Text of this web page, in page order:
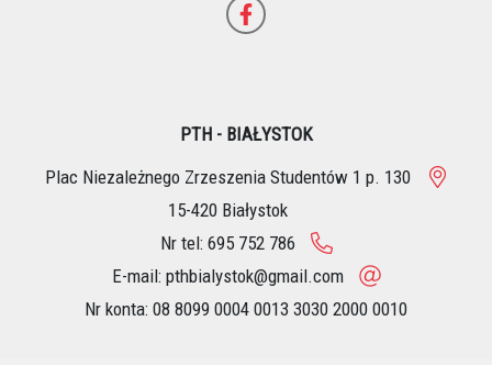
PTH - BIAŁYSTOK
Plac Niezależnego Zrzeszenia Studentów 1 p. 130
15-420 Białystok
Nr tel: 695 752 786
E-mail: pthbialystok@gmail.com
Nr konta: 08 8099 0004 0013 3030 2000 0010